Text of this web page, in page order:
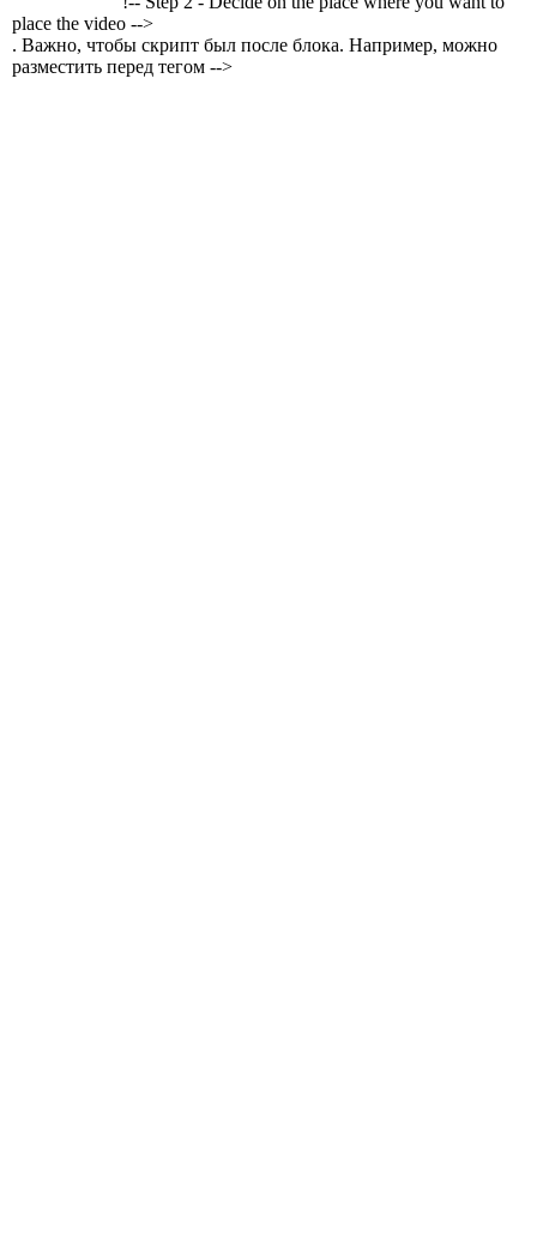
place the video -->
. Важно, чтобы скрипт был после блока. Например, можно
разместить перед тегом -->